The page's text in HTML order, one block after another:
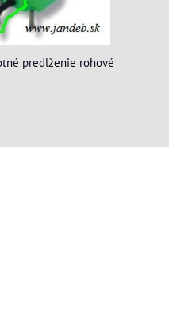
predlženie rohové